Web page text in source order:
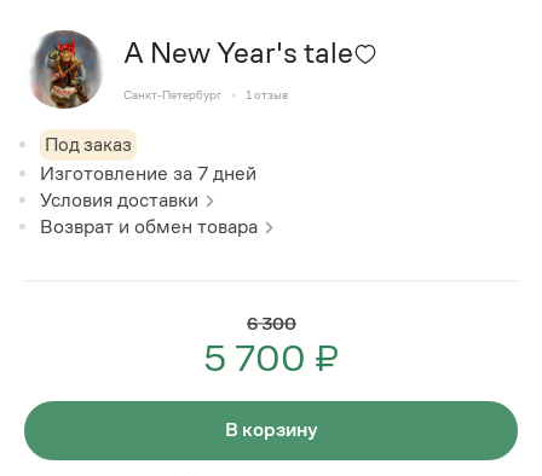
A New Year's tale
Санкт-Петербург 1 отзыв
Под заказ
Изготовление за7 дней
Условия доставки
Возврат и обмен товара
6 300
5 700 ₽
В корзину